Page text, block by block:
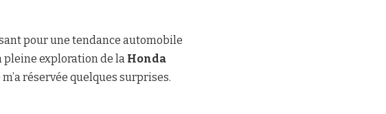
pour une tendance automobile
pleine exploration de la Honda
réservée quelques surprises.